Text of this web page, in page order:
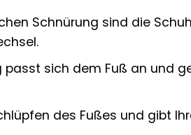
Schnürung sind die
passt sich dem Fuß an und
des Fußes und gibt